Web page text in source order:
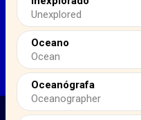
Unexplored
Oceano
Ocean
Oceanógrafa
Oceanographer